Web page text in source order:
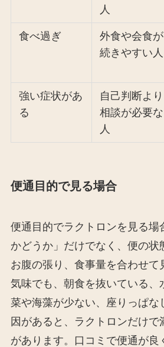
人
食べ過ぎ
外食や会食が
続きやすい人
強い症状があ
る
自己判断より
相談が必要な
人
便通目的で見る場合
便通目的でラクトロンを見る場
かどうか」だけでなく、便の状
お腹の張り、食事量を合わせて
気味でも、朝食を抜いている、
菜や海藻が少ない、座りっぱな
因があると、ラクトロンだけで
があります。口コミで便通が良